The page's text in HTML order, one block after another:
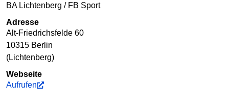
BA Lichtenberg / FB Sport
Adresse
Alt-Friedrichsfelde 60
10315 Berlin
(Lichtenberg)
Webseite
Aufrufen